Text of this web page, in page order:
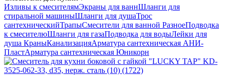
Изливы к смесителямЭкраны для ваннШланги для
стиральной машиныШланги для душаТрос
сантехническийТрапыСмесители для ванной РазноеПодводка
к смесителюШланги для газаПодводка для водыЛейки для
душа КраныКанализацияАрматура сантехническая АНИ-
ПластАрматура сантехническая Юникорн